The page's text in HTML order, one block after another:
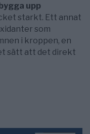
upp
starkt. Ett annat
som
i kroppen, en
sätt att det direkt